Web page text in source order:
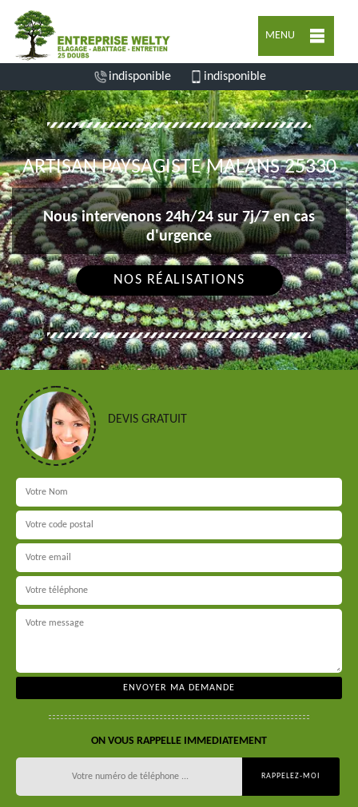
MENU
indisponible indisponible
ARTISAN PAYSAGISTE MALANS 25330
Nous intervenons 24h/24 sur 7j/7 en cas
d'urgence
NOS RÉALISATIONS
DEVIS GRATUIT
ON VOUS RAPPELLE IMMEDIATEMENT